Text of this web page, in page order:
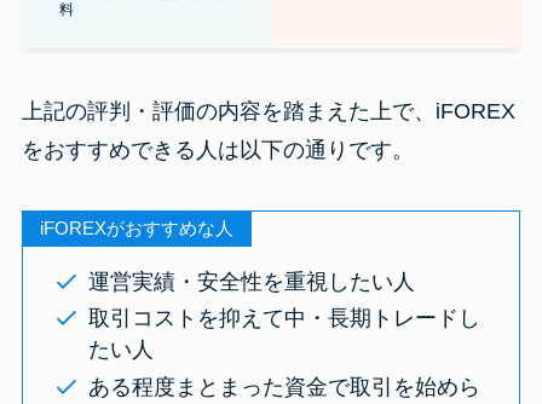
料
上記の評判・評価の内容を踏まえた上で、iFOREX
をおすすめできる人は以下の通りです。
iFOREXがおすすめな人
運営実績・安全性を重視したい人
取引コストを抑えて中・長期トレードし
たい人
ある程度まとまった資金で取引を始めら